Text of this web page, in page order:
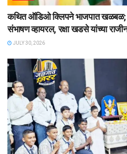
कथित ऑडिओ क्लिपने भाजपात खळबळ;
संभाषण व्हायरल, रक्षा खडसे यांच्या
JULY 30, 2026